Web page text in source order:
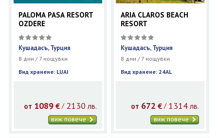
PALOMA PASA RESORT
OZDERE
Кушадасъ, Турция
8 дни / 7 нощувки
Вид хранене: LUAI
от 1089 €/ 2130 лв.
виж повече
ARIA CLAROS BEACH
RESORT
Кушадасъ, Турция
8 дни / 7 нощувки
Вид хранене: 24AL
от 672 € / 1314 лв.
виж повече